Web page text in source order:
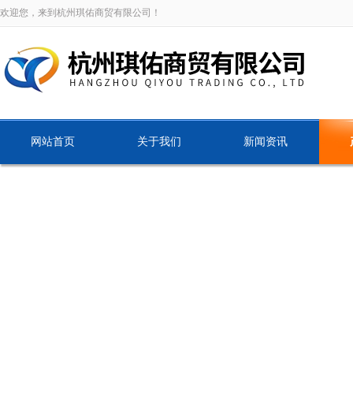
欢迎您，来到杭州琪佑商贸有限公司！
网站首页 关于我们 新闻资讯